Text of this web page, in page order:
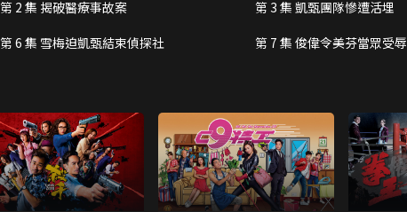
第 2 集 揭破醫療事故案 第 3 集 凱甄團隊慘遭活埋
第 6 集 雪梅迫凱甄結束偵探社 第 7 集 俊偉令美芬當眾受辱